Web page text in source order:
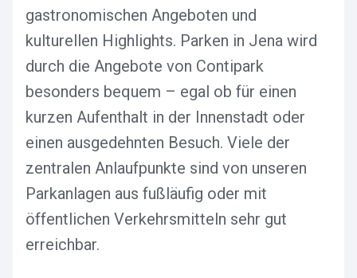
gastronomischen Angeboten und
kulturellen Highlights. Parken in Jena wird
durch die Angebote von Contipark
besonders bequem – egal ob für einen
kurzen Aufenthalt in der Innenstadt oder
einen ausgedehnten Besuch. Viele der
zentralen Anlaufpunkte sind von unseren
Parkanlagen aus fußläufig oder mit
öffentlichen Verkehrsmitteln sehr gut
erreichbar.